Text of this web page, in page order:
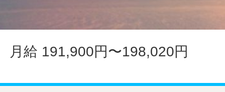
月給 191,900円〜198,020円